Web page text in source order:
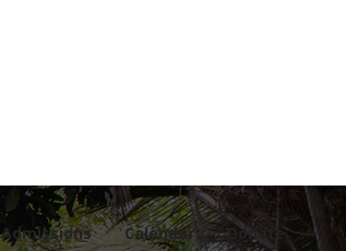
Admissions Calendar Donate